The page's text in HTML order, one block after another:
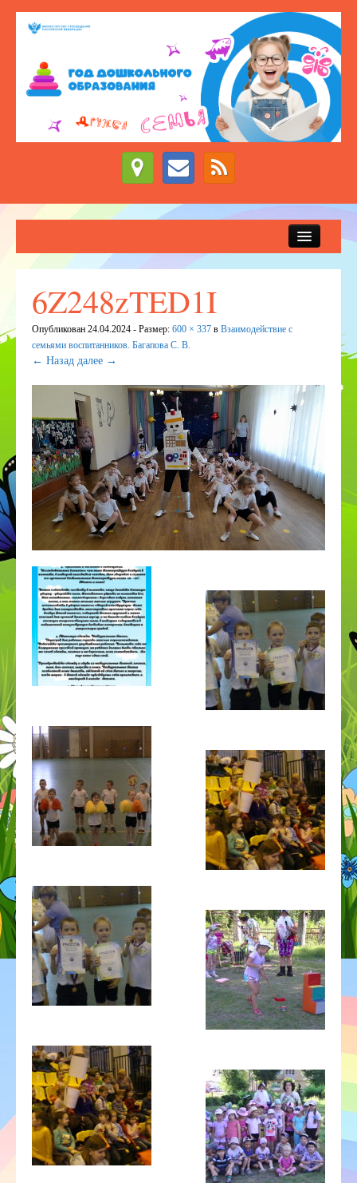
Новости
Приём детей в детский сад
ДЕЖУРНЫЕ ГРУППЫ
ПДДТТ
Странички педагогов
Дистанционное образование
КОРРЕКЦИОННОЕ И ИНКЛЮЗИВНОЕ
ОБРАЗОВАНИЕ
Приём в 1 класс
Дополнительное образование
ВСОКО
Организация питания в СП
Наставничество
Космос
ГОД ДОШКОЛЬНОГО ОБРАЗОВАНИЯ
ГО ЧС
6Z248zTED1I
Опубликован 24.04.2024 - Размер: 600 × 337 в Взаимодействие с
семьями воспитанников. Багапова С. В.
← Назад далее →